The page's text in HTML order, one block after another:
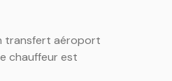
transfert aéroport
chauffeur est